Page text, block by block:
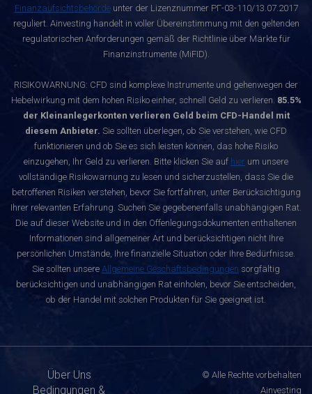
Finanzaufsichtsbehördeunter der Lizenznummer РГ-03-110/13.07.2017
reguliert. Ainvesting handelt in voller Übereinstimmung mit den geltenden
regulatorischen Anforderungen gemäß der Richtlinie über Märkte für
Finanzinstrumente (MiFID).
RISIKOWARNUNG: CFD sind komplexe Instrumente und gehenwegen der
Hebelwirkung mit dem hohen Risiko einher, schnell Geld zu verlieren. 85.5%
der Kleinanlegerkonten verlieren Geld beim CFD-Handel mit
diesem Anbieter. Sie sollten überlegen, ob Sie verstehen, wie CFD
funktionieren und ob Sie es sich leisten können, das hohe Risiko
einzugehen, Ihr Geld zu verlieren. Bitte klicken Sie auf hier um unsere
vollständige Risikowarnung zu lesen und sicherzustellen, dass Sie die
betroffenen Risiken verstehen, bevor Sie fortfahren, unter Berücksichtigung
Ihrer relevanten Erfahrung. Suchen Sie gegebenenfalls unabhängigen Rat.
Die auf dieser Website und in den Offenlegungsdokumenten enthaltenen
Informationen sind allgemeiner Art und berücksichtigen nicht Ihre
persönlichen Umstände, Ihre finanzielle Situation oder Ihre Bedürfnisse.
Sie sollten unsere Allgemeine Geschäftsbedingungen sorgfältig
berücksichtigen und unabhängigen Rat einholen, bevor Sie entscheiden,
ob der Handel mit solchen Produkten für Sie geeignet ist.
Über Uns
Bedingungen &
© Alle Rechte vorbehalten
Ainvesting